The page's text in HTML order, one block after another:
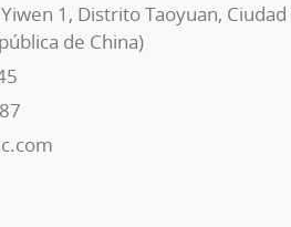
1, Distrito Taoyuan,
de China)